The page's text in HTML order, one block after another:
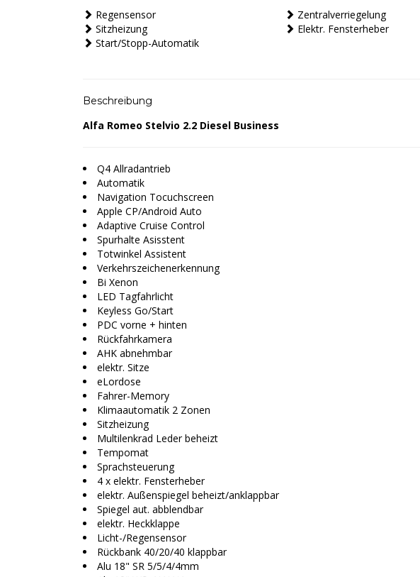
Regensensor Zentralverriegelung
Sitzheizung
Elektr. Fensterheber
Start/Stopp-Automatik
Beschreibung
Alfa Romeo Stelvio 2.2 Diesel Business
Q4 Allradantrieb
Automatik
Navigation Tocuchscreen
Apple CP/Android Auto
Adaptive Cruise Control
Spurhalte Asisstent
Totwinkel Assistent
Verkehrszeichenerkennung
Bi Xenon
LED Tagfahrlicht
Keyless Go/Start
PDC vorne + hinten
Rückfahrkamera
AHK abnehmbar
elektr. Sitze
eLordose
Fahrer-Memory
Klimaautomatik 2 Zonen
Sitzheizung
Multilenkrad Leder beheizt
Tempomat
Sprachsteuerung
4 x elektr. Fensterheber
elektr. Außenspiegel beheizt/anklappbar
Spiegel aut. abblendbar
elektr. Heckklappe
Licht-/Regensensor
Rückbank 40/20/40 klappbar
Alu 18" SR 5/5/4/4mm